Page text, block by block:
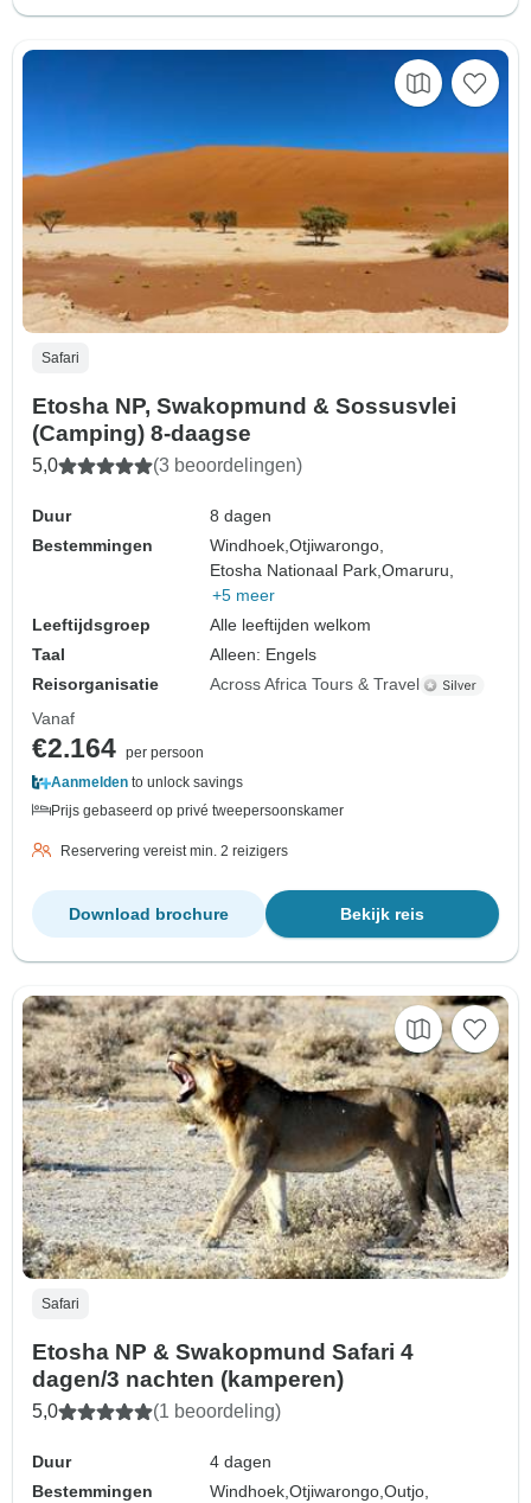
Safari
Etosha NP, Swakopmund & Sossusvlei
(Camping) 8-daagse
5,0 (3 beoordelingen)
Duur
8 dagen
Bestemmingen
Windhoek,Otjiwarongo,
Etosha Nationaal Park,Omaruru,
+5 meer
Leeftijdsgroep
Alle leeftijden welkom
Taal
Alleen: Engels
Reisorganisatie
Across Africa Tours & Travel
Vanaf
€2.164 per persoon
Aanmelden to unlock savings
Prijs gebaseerd op privé tweepersoonskamer
Reservering vereist min. 2 reizigers
Bekijk reis
Download brochure
Safari
Etosha NP & Swakopmund Safari 4
dagen/3 nachten (kamperen)
5,0 (1 beoordeling)
Duur
4 dagen
Bestemmingen
Windhoek,Otjiwarongo,Outjo,